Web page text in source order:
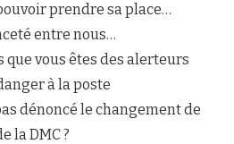
prendre sa place…
entre nous…
que vous êtes des alerteurs
à la poste
dénoncé le changement de
la DMC ?